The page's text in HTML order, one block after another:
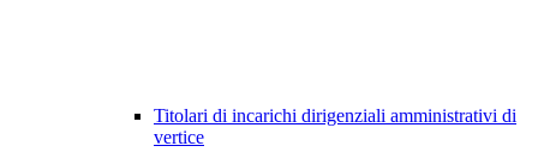
Titolari di incarichi dirigenziali amministrativi di
vertice